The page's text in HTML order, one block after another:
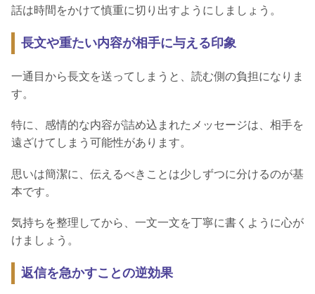
話は時間をかけて慎重に切り出すようにしましょう。
長文や重たい内容が相手に与える印象
一通目から長文を送ってしまうと、読む側の負担になりま
す。
特に、感情的な内容が詰め込まれたメッセージは、相手を
遠ざけてしまう可能性があります。
思いは簡潔に、伝えるべきことは少しずつに分けるのが基
本です。
気持ちを整理してから、一文一文を丁寧に書くように心が
けましょう。
返信を急かすことの逆効果